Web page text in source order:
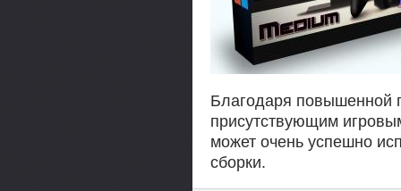
Благодаря повышенной
присутствующим
может очень успешно
сборки.